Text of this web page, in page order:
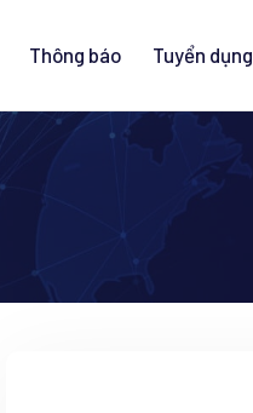
Thông báo Tuyển dụng